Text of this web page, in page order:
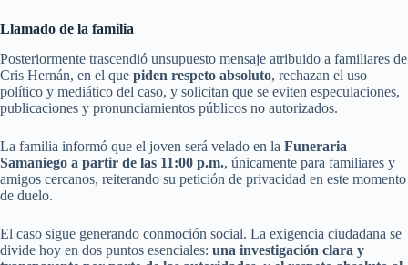
Llamado de la familia
Posteriormente trascendió unsupuesto mensaje atribuido a familiares de
Cris Hernán, en el que piden respeto absoluto, rechazan el uso
político y mediático del caso, y solicitan que se eviten especulaciones,
publicaciones y pronunciamientos públicos no autorizados.
La familia informó que el joven será velado en la Funeraria
Samaniego a partir de las 11:00 p.m., únicamente para familiares y
amigos cercanos, reiterando su petición de privacidad en este momento
de duelo.
El caso sigue generando conmoción social. La exigencia ciudadana se
divide hoy en dos puntos esenciales: una investigación clara y